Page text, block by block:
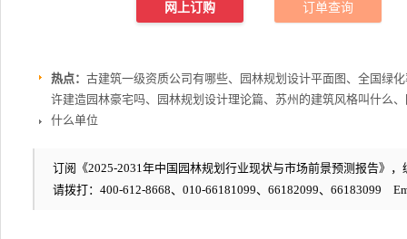
网上订购 订单查询
热点： 古建筑一级资质公司有哪些、园林规划设计平面图、全国绿
许建造园林豪宅吗、园林规划设计理论篇、苏州的建筑风格叫什么
什么单位
订阅《2025-2031年中国园林规划行业现状与市场前景预测报告》，
请拨打：400-612-8668、010-66181099、66182099、66183099